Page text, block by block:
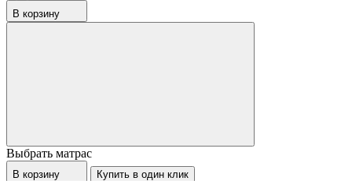
В корзину
Выбрать матрас
В корзину Купить в один клик